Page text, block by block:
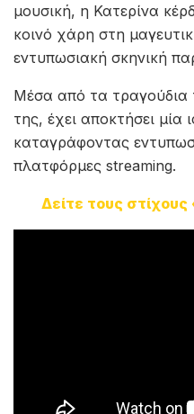
μουσική, η Κατερίνα
κοινό χάρη στη
εντυπωσιακή σκηνική
Μέσα από τα τραγούδια
της, έχει αποκτήσει μία
καταγράφοντας
πλατφόρμες streaming.
Δείτε τους